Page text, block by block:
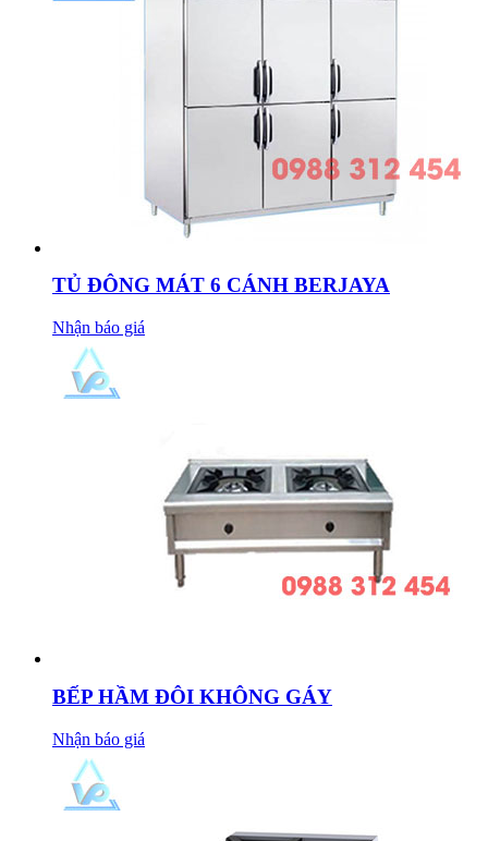
TỦ ĐÔNG MÁT 6 CÁNH BERJAYA
Nhận báo giá
BẾP HẦM ĐÔI KHÔNG GÁY
Nhận báo giá